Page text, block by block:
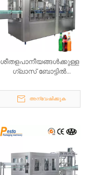
ശീതളപാനീയങ്ങൾക്കുള്ള
ഗ്ലാസ് ബോട്ടിൽ
അന്വേഷിക്കുക